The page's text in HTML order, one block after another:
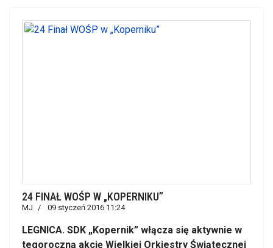
24 FINAŁ WOŚP W „KOPERNIKU”
MJ 09 styczeń 2016 11:24
LEGNICA. SDK „Kopernik” włącza się aktywnie w
tegoroczną akcję Wielkiej Orkiestry Świątecznej